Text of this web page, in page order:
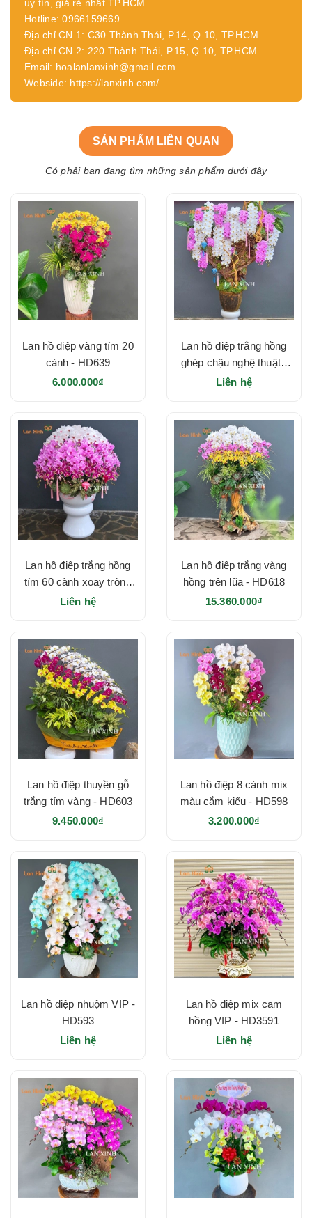
uy tín, giá rẻ nhất TP.HCM
Hotline: 0966159669
Địa chỉ CN 1: C30 Thành Thái, P.14, Q.10, TP.HCM
Địa chỉ CN 2: 220 Thành Thái, P.15, Q.10, TP.HCM
Email: hoalanlanxinh@gmail.com
Webside: https://lanxinh.com/
SẢN PHẨM LIÊN QUAN
Có phải bạn đang tìm những sản phẩm dưới đây
Lan hồ điệp vàng tím 20
cành - HD639
6.000.000₫
Lan hồ điệp trắng hồng
ghép chậu nghệ thuật -
HD633
Liên hệ
Lan hồ điệp trắng hồng
tím 60 cành xoay tròn -
HD628
Liên hệ
Lan hồ điệp trắng vàng
hồng trên lũa - HD618
15.360.000₫
Lan hồ điệp thuyền gỗ
trắng tím vàng - HD603
9.450.000₫
Lan hồ điệp 8 cành mix
màu cắm kiểu - HD598
3.200.000₫
Lan hồ điệp nhuộm VIP -
HD593
Liên hệ
Lan hồ điệp mix cam
hồng VIP - HD3591
Liên hệ